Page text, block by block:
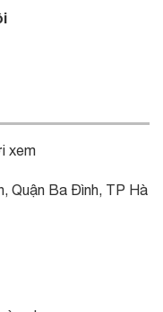
xem
Quận Ba Đình, TP Hà